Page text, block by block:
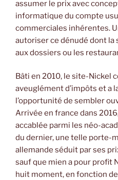
assumer le prix avec
informatique du compte
commerciales inhérentes.
autoriser ce dénudé dont la
aux dossiers ou les
Bâti en 2010, le site-Nickel
aveuglément d’impôts et a
l’opportunité de sembler
Arrivée en france dans
accablée parmi les néo-
du dernier, une telle porte-
allemande séduit par ses
sauf que mien a pour profit
huit moment, en fonction